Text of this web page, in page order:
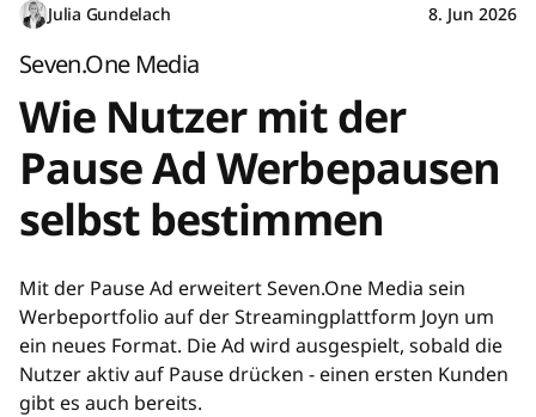
Julia Gundelach 8. Jun 2026
Seven.One Media
Wie Nutzer mit der
Pause Ad Werbepausen
selbst bestimmen
Mit der Pause Ad erweitert Seven.One Media sein
Werbeportfolio auf der Streamingplattform Joyn um
ein neues Format. Die Ad wird ausgespielt, sobald die
Nutzer aktiv auf Pause drücken - einen ersten Kunden
gibt es auch bereits.